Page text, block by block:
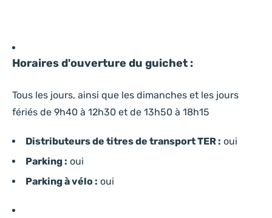
Horaires d'ouverture du guichet :
Tous les jours, ainsi que les dimanches et les jours
fériés de 9h40 à 12h30 et de 13h50 à 18h15
Distributeurs de titres de transport TER : oui
Parking : oui
Parking à vélo : oui